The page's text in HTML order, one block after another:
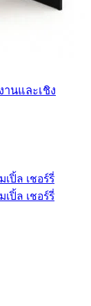
านและเชิง